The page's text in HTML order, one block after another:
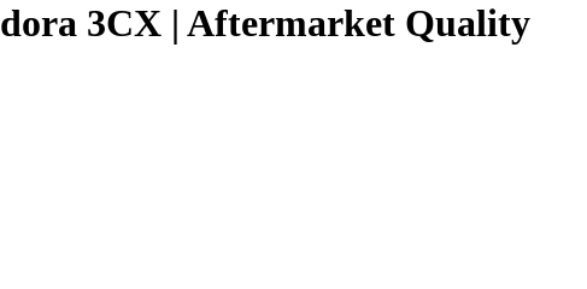
3CX | Aftermarket Quality